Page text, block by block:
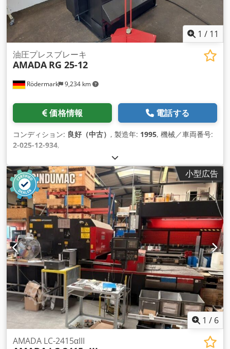
1 / 11
Rödermark 9,234 km
油圧プレスブレーキ
AMADA RG 25-12
価格情報 電話する
コンディション: 良好（中古） , 製造年: 1995, 機械／車両番号:
2-025-12-934,
小型広告
1 / 6
AMADA LC-2415αIII